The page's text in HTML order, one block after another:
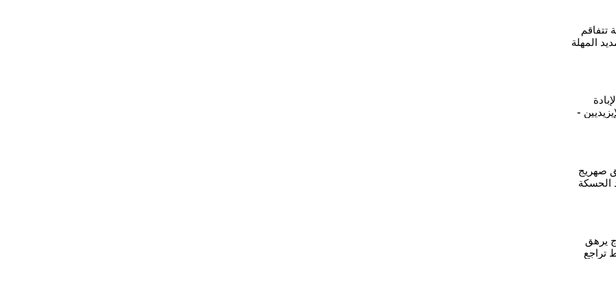
تتفاقم
المهلة
-
صهريج
يرهق
تراجع